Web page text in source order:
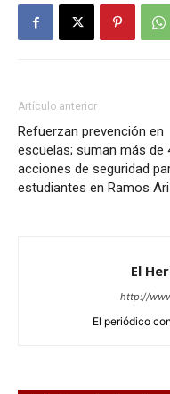
Artículo anterior
Refuerzan prevención en
escuelas; suman más de
acciones de seguridad
estudiantes en Ramos
El
http://
El periódico